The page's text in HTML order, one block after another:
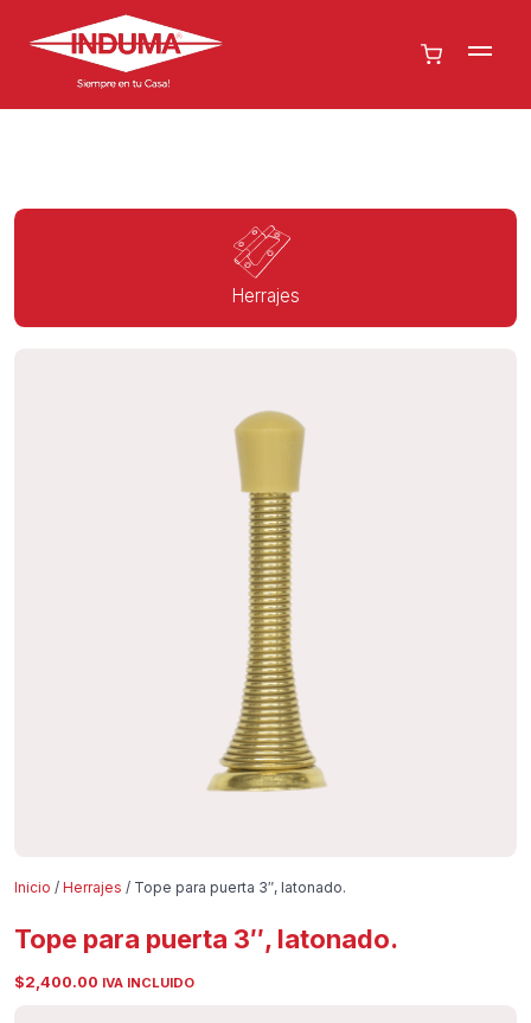
Herrajes
Inicio / Herrajes / Tope para puerta 3″, latonado.
Tope para puerta 3″, latonado.
$2,400.00 IVA INCLUIDO